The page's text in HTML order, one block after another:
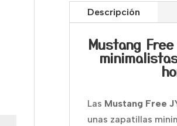
Descripción
Mustang
Las Mustang Free
unas zapatillas